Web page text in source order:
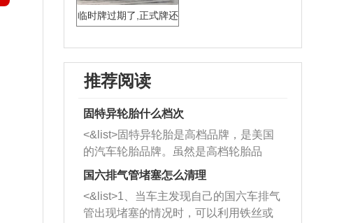
临时牌过期了,正式牌还
推荐阅读
固特异轮胎什么档次
<&list>固特异轮胎是高档品牌，是美国
的汽车轮胎品牌。虽然是高档轮胎品
牌，但是中高低端的轮胎都有生产，这
也是为了更好的开拓市场。
国六排气管堵塞怎么清理
<&list>1、当车主发现自己的国六车排气
管出现堵塞的情况时，可以利用铁丝或